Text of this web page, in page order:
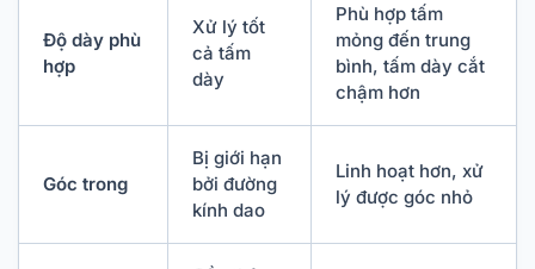
Độ dày phù
hợp
Xử lý tốt
cả tấm
dày
Phù hợp tấm
mỏng đến trung
bình, tấm dày cắt
chậm hơn
Góc trong
Bị giới hạn
bởi đường
kính dao
Linh hoạt hơn, xử
lý được góc nhỏ